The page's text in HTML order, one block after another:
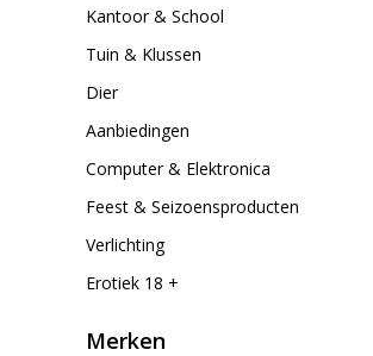
Kantoor & School
Tuin & Klussen
Dier
Aanbiedingen
Computer & Elektronica
Feest & Seizoensproducten
Verlichting
Erotiek 18 +
Merken